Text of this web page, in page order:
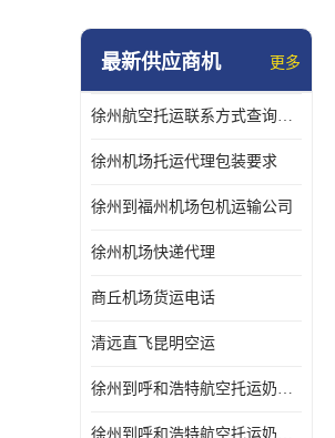
最新供应商机 更多
徐州航空托运联系方式查询网站
徐州机场托运代理包装要求
徐州到福州机场包机运输公司
徐州机场快递代理
商丘机场货运电话
清远直飞昆明空运
徐州到呼和浩特航空托运奶制品的规定 空运专线-一站式服务
徐州到呼和浩特航空托运奶制品的规定 当天办理当天到达